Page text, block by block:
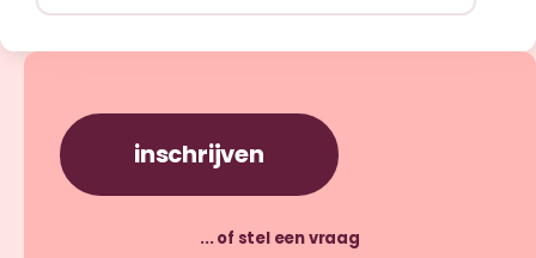
inschrijven
... of stel een vraag